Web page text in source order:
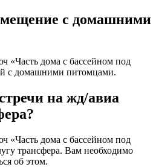
с домашними
«Часть дома с бассейном под
с домашними питомцами.
на жд/авиа
«Часть дома с бассейном под
трансфера. Вам необходимо
об этом.